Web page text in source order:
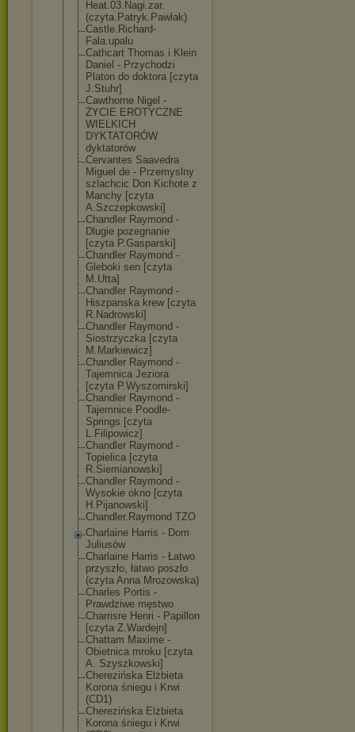
Heat.03.Nagi.zar.
(czyta.Patryk.Pawlak)
Castle.Richard-
Fala.upalu
Cathcart Thomas i Klein
Daniel - Przychodzi
Platon do doktora [czyta
J.Stuhr]
Cawthorne Nigel -
ŻYCIE EROTYCZNE
WIELKICH
DYKTATORÓW
dyktatorów
Cervantes Saavedra
Miguel de - Przemyslny
szlachcic Don Kichote z
Manchy [czyta
A.Szczepkowski]
Chandler Raymond -
Dlugie pozegnanie
[czyta P.Gasparski]
Chandler Raymond -
Gleboki sen [czyta
M.Utta]
Chandler Raymond -
Hiszpanska krew [czyta
R.Nadrowski]
Chandler Raymond -
Siostrzyczka [czyta
M.Markiewicz]
Chandler Raymond -
Tajemnica Jeziora
[czyta P.Wyszomirski]
Chandler Raymond -
Tajemnice Poodle-
Springs [czyta
L.Filipowicz]
Chandler Raymond -
Topielica [czyta
R.Siemianowski]
Chandler Raymond -
Wysokie okno [czyta
H.Pijanowski]
Chandler.Raymond TZO
Charlaine Harris - Dom
Juliusów
Charlaine Harris - Łatwo
przyszło, łatwo poszło
(czyta Anna Mrozowska)
Charles Portis -
Prawdziwe męstwo
Charrisre Henri - Papillon
[czyta Z.Wardejn]
Chattam Maxime -
Obietnica mroku [czyta
A. Szyszkowski]
Cherezińska Elżbieta
Korona śniegu i Krwi
(CD1)
Cherezińska Elżbieta
Korona śniegu i Krwi